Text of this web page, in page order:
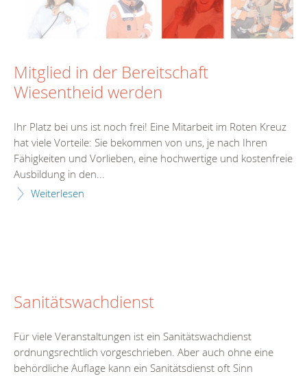
Mitglied in der Bereitschaft
Wiesentheid werden
Ihr Platz bei uns ist noch frei! Eine Mitarbeit im Roten Kreuz
hat viele Vorteile: Sie bekommen von uns, je nach Ihren
Fähigkeiten und Vorlieben, eine hochwertige und kostenfreie
Ausbildung in den...
Weiterlesen
Sanitätswachdienst
Für viele Veranstaltungen ist ein Sanitätswachdienst
ordnungsrechtlich vorgeschrieben. Aber auch ohne eine
behördliche Auflage kann ein Sanitätsdienst oft Sinn